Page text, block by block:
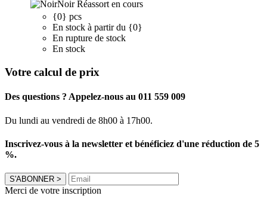
Noir Réassort en cours
{0} pcs
En stock à partir du {0}
En rupture de stock
En stock
Votre calcul de prix
Des questions ? Appelez-nous au 011 559 009
Du lundi au vendredi de 8h00 à 17h00.
Inscrivez-vous à la newsletter et bénéficiez d'une réduction de 5
%.
S'ABONNER >
Merci de votre inscription